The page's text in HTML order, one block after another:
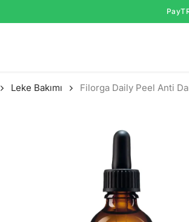
Leke Bakımı Filorga Daily Peel Anti